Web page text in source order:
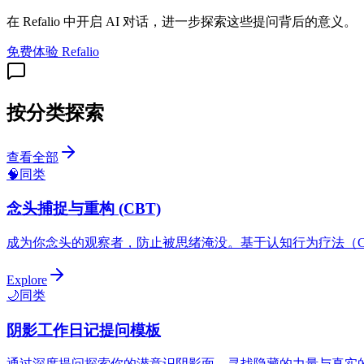
在 Refalio 中开启 AI 对话，进一步探索这些提问背后的意义。
免费体验 Refalio
按分类探索
查看全部
🧠 同类
念头捕捉与重构 (CBT)
成为你念头的观察者，防止被思绪淹没。基于认知行为疗法（
Explore
🌙同类
阴影工作日记提问模板